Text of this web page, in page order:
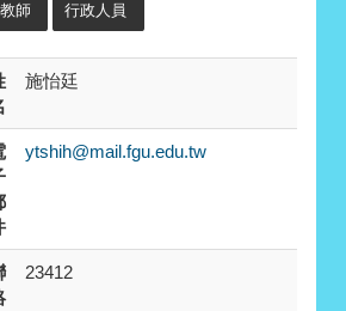
師 行政人員
施怡廷
ytshih@mail.fgu.edu.tw
23412